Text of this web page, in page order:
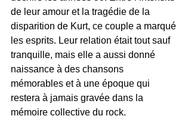
de leur amour et la tragédie de la
disparition de Kurt, ce couple a marqué
les esprits. Leur relation était tout sauf
tranquille, mais elle a aussi donné
naissance à des chansons
mémorables et à une époque qui
restera à jamais gravée dans la
mémoire collective du rock.